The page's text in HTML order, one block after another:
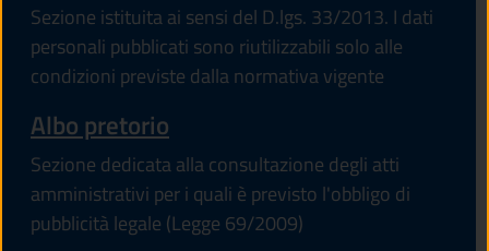
Sezione istituita ai sensi del D.lgs. 33/2013. I dati
personali pubblicati sono riutilizzabili solo alle
condizioni previste dalla normativa vigente
Albo pretorio
Sezione dedicata alla consultazione degli atti
amministrativi per i quali è previsto l'obbligo di
pubblicità legale (Legge 69/2009)